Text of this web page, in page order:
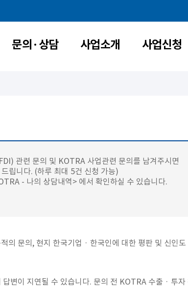
문의·상담 사업소개 사업신청
관련 문의 및 KOTRA 사업관련 문의를 남겨주시면
립니다. (하루 최대 5건 신청 가능)
- 나의 상담내역> 에서 확인하실 수 있습니다.
의 문의, 현지 한국기업 · 한국인에 대한 평판 및 신인
변이 지연될 수 있습니다. 문의 전 KOTRA 수출 · 투